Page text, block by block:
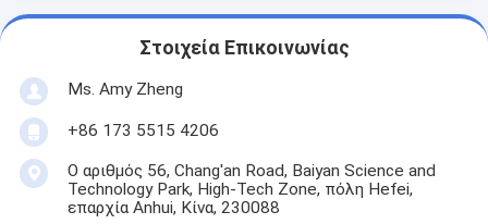
Στοιχεία Επικοινωνίας
Ms. Amy Zheng
+86 173 5515 4206
Ο αριθμός 56, Chang'an Road, Baiyan Science and
Technology Park, High-Tech Zone, πόλη Hefei,
επαρχία Anhui, Κίνα, 230088